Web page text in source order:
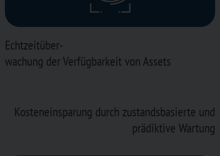
Echtzeitüber-
wachung der Verfügbarkeit von Assets
Kosteneinsparung durch zustandsbasierte und
prädiktive Wartung